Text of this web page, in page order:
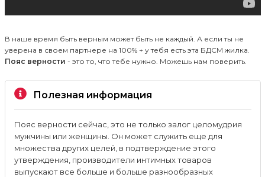
В наше время быть верным может быть не каждый. А если ты не
уверена в своем партнере на 100% + у тебя есть эта БДСМ жилка.
Пояс верности - это то, что тебе нужно. Можешь нам поверить.
Полезная информация
Пояс верности сейчас, это не только залог целомудрия
мужчины или женщины. Он может служить еще для
множества других целей, в подтверждение этого
утверждения, производители интимных товаров
выпускают все больше и больше разнообразных